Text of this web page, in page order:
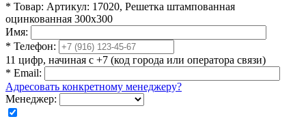
* Товар: Артикул: 17020, Решетка штампованная
оцинкованная 300х300
Имя:
* Телефон:
11 цифр, начиная с +7 (код города или оператора связи)
* Email:
Адресовать конкретному менеджеру?
Менеджер: